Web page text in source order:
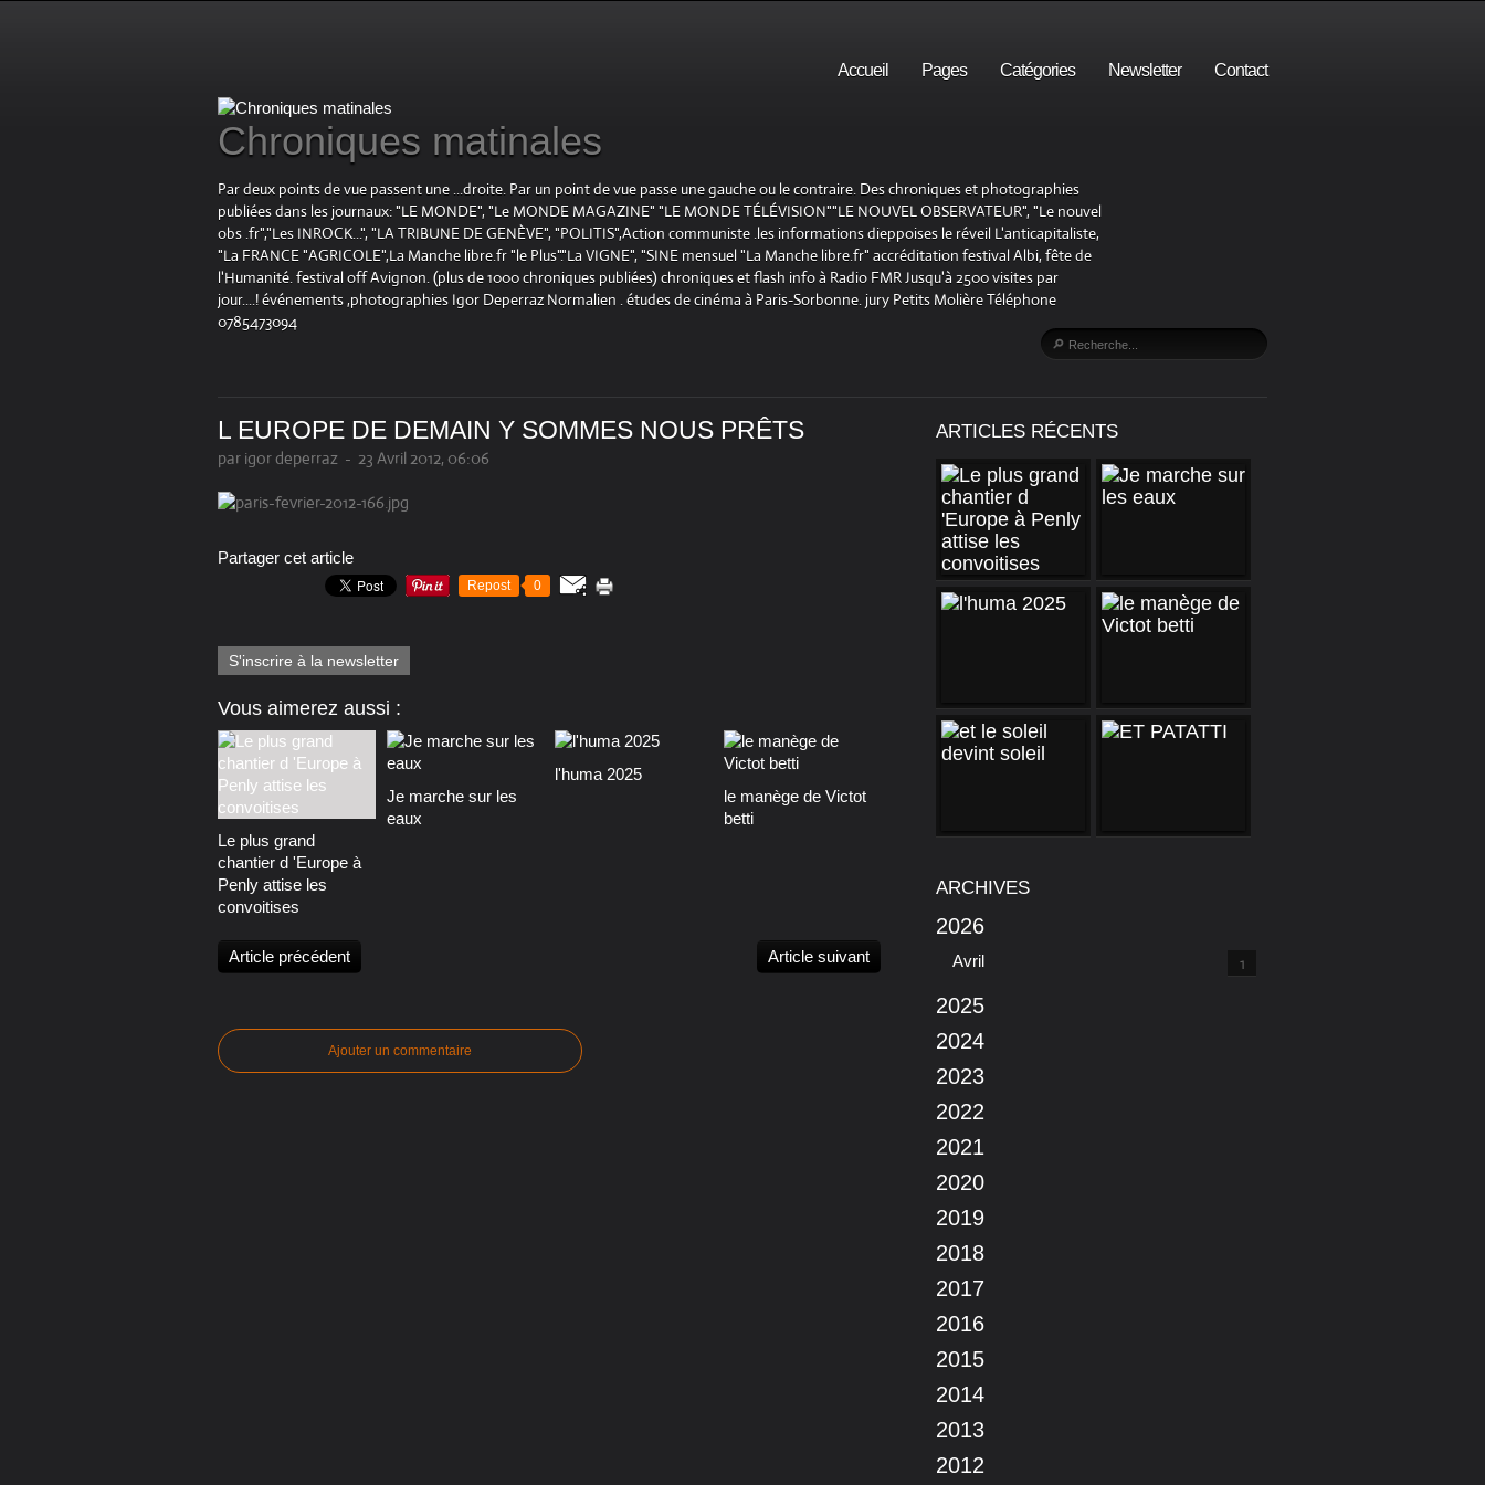
Accueil Pages Catégories Newsletter Contact
Chroniques matinales
Par deux points de vue passent une ...droite. Par un point de vue passe une gauche ou le contraire. Des chroniques et photographies
publiées dans les journaux: "LE MONDE", "Le MONDE MAGAZINE" "LE MONDE TÉLÉVISION""LE NOUVEL OBSERVATEUR", "Le nouvel
obs .fr","Les INROCK...", "LA TRIBUNE DE GENÈVE", "POLITIS",Action communiste .les informations dieppoises le réveil L'anticapitaliste,
"La FRANCE "AGRICOLE",La Manche libre.fr "le Plus"."La VIGNE", "SINE mensuel "La Manche libre.fr" accréditation festival Albi, fête de
l'Humanité. festival off Avignon. (plus de 1000 chroniques publiées) chroniques et flash info à Radio FMR Jusqu'à 2500 visites par
jour....! événements ,photographies Igor Deperraz Normalien . études de cinéma à Paris-Sorbonne. jury Petits Molière Téléphone
0785473094
L EUROPE DE DEMAIN Y SOMMES NOUS PRÊTS
par igor deperraz - 23 Avril 2012, 06:06
Partager cet article
Repost 0
S'inscrire à la newsletter
Vous aimerez aussi :
Le plus grand
chantier d 'Europe à
Penly attise les
convoitises
Je marche sur les
eaux
l'huma 2025
le manège de Victot
betti
Article précédent Article suivant
Ajouter un commentaire
ARTICLES RÉCENTS
ARCHIVES
2026
Avril 1
2025
2024
2023
2022
2021
2020
2019
2018
2017
2016
2015
2014
2013
2012